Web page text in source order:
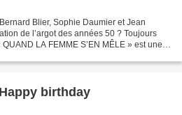
Blier, Sophie Daumier et Jean
de l’argot des années 50 ? Toujours
LA FEMME S’EN MÊLE » est une
birthday